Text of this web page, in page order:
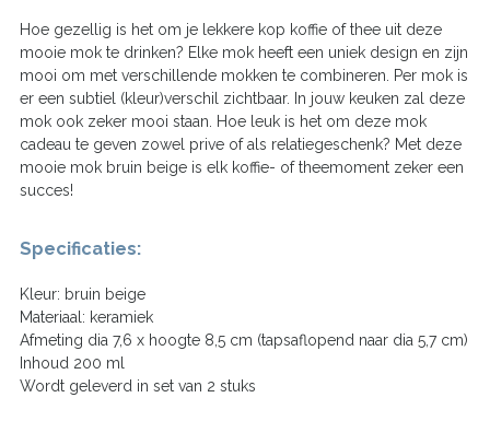
Hoe gezellig is het om je lekkere kop koffie of thee uit deze
mooie mok te drinken? Elke mok heeft een uniek design en zijn
mooi om met verschillende mokken te combineren. Per mok is
er een subtiel (kleur)verschil zichtbaar. In jouw keuken zal deze
mok ook zeker mooi staan. Hoe leuk is het om deze mok
cadeau te geven zowel prive of als relatiegeschenk? Met deze
mooie mok bruin beige is elk koffie- of theemoment zeker een
succes!
Specificaties:
Kleur: bruin beige
Materiaal: keramiek
Afmeting dia 7,6 x hoogte 8,5 cm (tapsaflopend naar dia 5,7 cm)
Inhoud 200 ml
Wordt geleverd in set van 2 stuks